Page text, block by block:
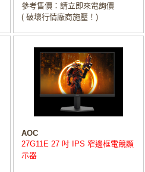
參考售價：請立即來電詢價
( 破壞行情廠商施壓！)
AOC
27G11E 27 吋 IPS 窄邊框電競顯
示器